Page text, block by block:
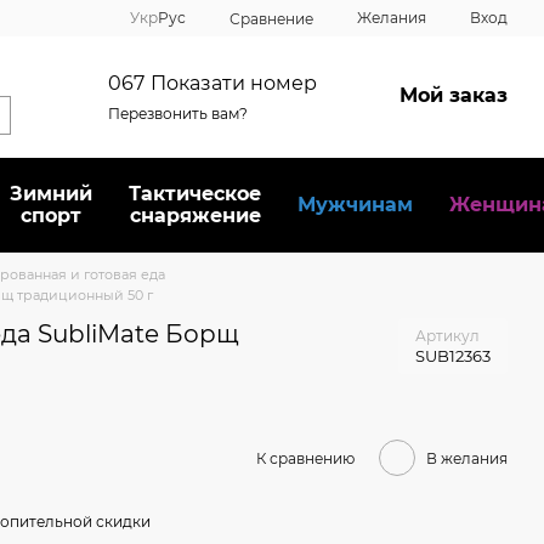
УкрРус Сравнение Желания Вход
067 Показати номер
Перезвонить вам?
Мой заказ
Зимний
спорт
Тактическое
снаряжение
Мужчинам
и готовая еда
традиционный 50 г
SubliMate Борщ Артикул
SUB12363
К сравнению В желания
скидки